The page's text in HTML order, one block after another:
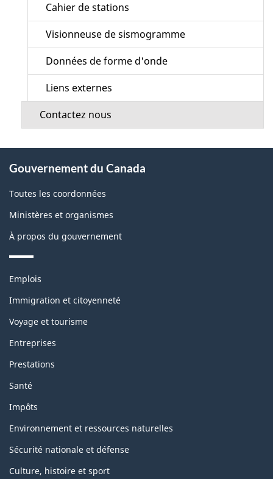
Cahier de stations
Visionneuse de sismogramme
Données de forme d'onde
Liens externes
Contactez nous
propos
de
ce
Gouvernement du Canada
Toutes les coordonnées
Ministères et organismes
À propos du gouvernement
Thèmes
sujets
Emplois
Immigration et citoyenneté
Voyage et tourisme
Entreprises
Prestations
Santé
Impôts
Environnement et ressources naturelles
Sécurité nationale et défense
Culture, histoire et sport